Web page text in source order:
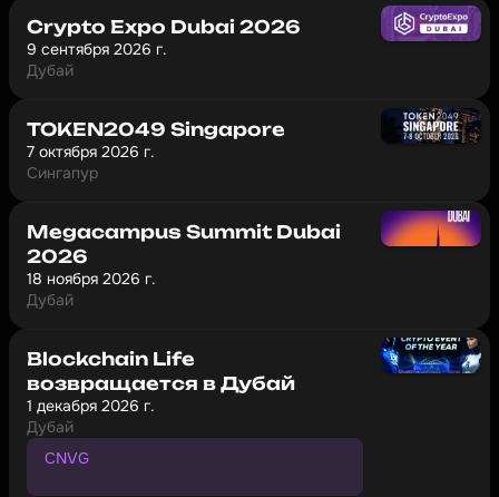
Crypto Expo Dubai 2026
9 сентября 2026 г.
Дубай
TOKEN2049 Singapore
7 октября 2026 г.
Сингапур
Megacampus Summit Dubai
2026
18 ноября 2026 г.
Дубай
Blockchain Life
возвращается в Дубай
1 декабря 2026 г.
Дубай
CNVG